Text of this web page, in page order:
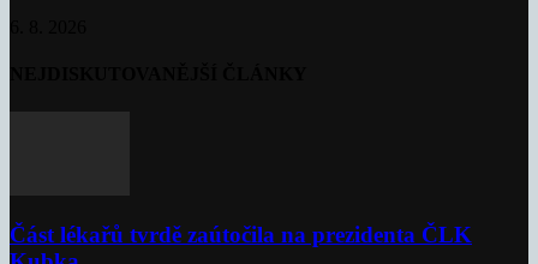
Část lékařů tvrdě zaútočila na prezidenta ČLK